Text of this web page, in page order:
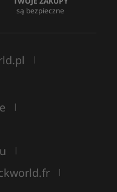
są bezpieczne
|
|
|
|